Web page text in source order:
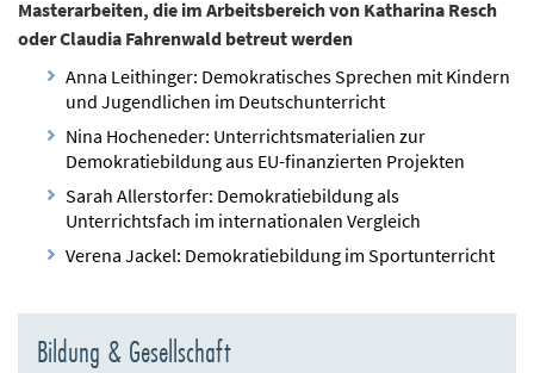
Masterarbeiten, die im Arbeitsbereich von Katharina Resch
oder Claudia Fahrenwald betreut werden
Anna Leithinger: Demokratisches Sprechen mit Kindern
und Jugendlichen im Deutschunterricht
Nina Hocheneder: Unterrichtsmaterialien zur
Demokratiebildung aus EU-finanzierten Projekten
Sarah Allerstorfer: Demokratiebildung als
Unterrichtsfach im internationalen Vergleich
Verena Jackel: Demokratiebildung im Sportunterricht
Bildung & Gesellschaft